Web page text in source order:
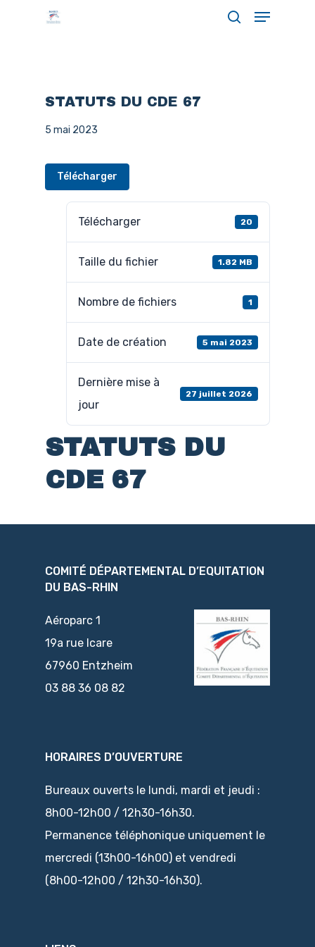
Menu
STATUTS DU CDE 67
5 mai 2023
Télécharger
Télécharger 20
Taille du fichier 1.82 MB
Nombre de fichiers 1
Date de création 5 mai 2023
Dernière mise à
jour
27 juillet 2026
STATUTS DU
CDE 67
COMITÉ DÉPARTEMENTAL D’EQUITATION
DU BAS-RHIN
Aéroparc 1
19a rue Icare
67960 Entzheim
03 88 36 08 82
HORAIRES D’OUVERTURE
Bureaux ouverts le lundi, mardi et jeudi :
8h00-12h00 / 12h30-16h30.
Permanence téléphonique uniquement le
mercredi (13h00-16h00) et vendredi
(8h00-12h00 / 12h30-16h30).